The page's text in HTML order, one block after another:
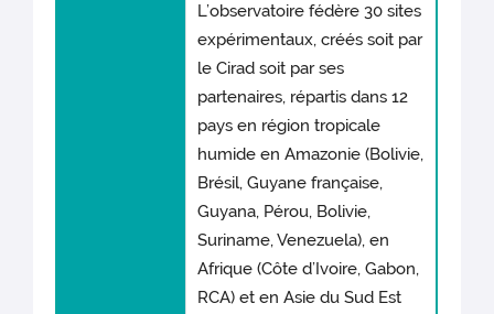
L’observatoire fédère 30 sites
expérimentaux, créés soit par
le Cirad soit par ses
partenaires, répartis dans 12
pays en région tropicale
humide en Amazonie (Bolivie,
Brésil, Guyane française,
Guyana, Pérou, Bolivie,
Suriname, Venezuela), en
Afrique (Côte d’Ivoire, Gabon,
RCA) et en Asie du Sud Est